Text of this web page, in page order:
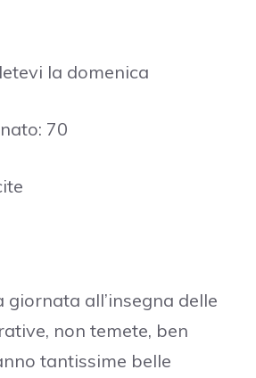
la domenica
70
giornata all’insegna delle
non temete, ben
tantissime belle